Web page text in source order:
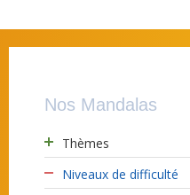
Nos Mandalas
Thèmes
Niveaux de difficulté